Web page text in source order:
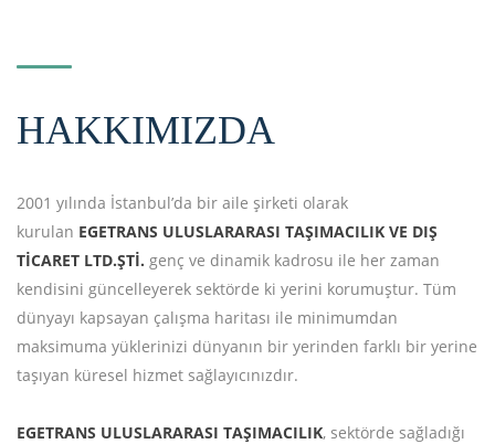
HAKKIMIZDA
2001 yılında İstanbul’da bir aile şirketi olarak
kurulan EGETRANS ULUSLARARASI TAŞIMACILIK VE DIŞ
TİCARET LTD.ŞTİ. genç ve dinamik kadrosu ile her zaman
kendisini güncelleyerek sektörde ki yerini korumuştur. Tüm
dünyayı kapsayan çalışma haritası ile minimumdan
maksimuma yüklerinizi dünyanın bir yerinden farklı bir yerine
taşıyan küresel hizmet sağlayıcınızdır.
EGETRANS ULUSLARARASI TAŞIMACILIK, sektörde sağladığı